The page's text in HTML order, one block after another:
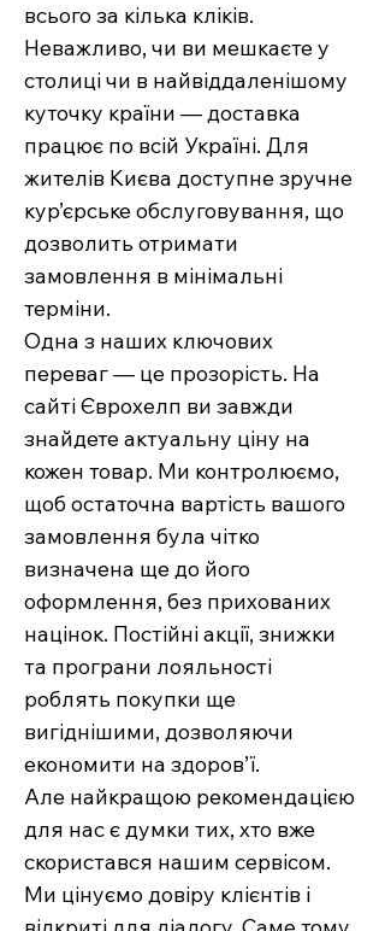
всього за кілька кліків.
Неважливо, чи ви мешкаєте у
столиці чи в найвіддаленішому
куточку країни — доставка
працює по всій Україні. Для
жителів Києва доступне зручне
кур’єрське обслуговування, що
дозволить отримати
замовлення в мінімальні
терміни.
Одна з наших ключових
переваг — це прозорість. На
сайті Єврохелп ви завжди
знайдете актуальну ціну на
кожен товар. Ми контролюємо,
щоб остаточна вартість вашого
замовлення була чітко
визначена ще до його
оформлення, без прихованих
націнок. Постійні акції, знижки
та програни лояльності
роблять покупки ще
вигіднішими, дозволяючи
економити на здоров’ї.
Але найкращою рекомендацією
для нас є думки тих, хто вже
скористався нашим сервісом.
Ми цінуємо довіру клієнтів і